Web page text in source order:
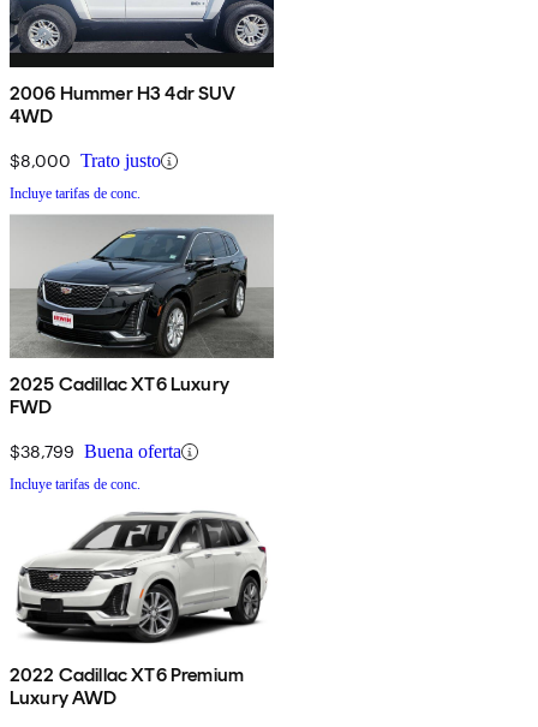
2006 Hummer H3 4dr SUV
4WD
$8,000 Trato justo
Incluye tarifas de conc.
2025 Cadillac XT6 Luxury
FWD
$38,799 Buena oferta
Incluye tarifas de conc.
2022 Cadillac XT6 Premium
Luxury AWD